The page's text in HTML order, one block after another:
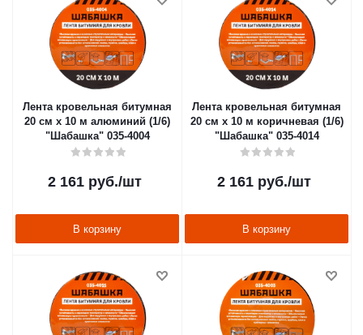
Лента кровельная битумная
20 см х 10 м алюминий (1/6)
"Шабашка" 035-4004
2 161руб./шт
В корзину
Лента кровельная битумная
20 см х 10 м коричневая (1/6)
"Шабашка" 035-4014
2 161руб./шт
В корзину